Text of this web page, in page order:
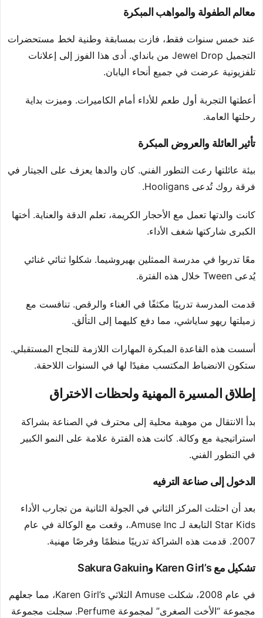
معالم الطفولة والمواهب المبكرة
عند خمس سنوات فقط، فازت بمسابقة وطنية لخط مستحضرات
التجميل Jewel Drop من بانداي. أدى هذا الفوز إلى إعلانات
تلفزيونية عرضت في جميع أنحاء اليابان.
أعطتها التجربة أول طعم للأداء أمام الكاميرات. وميزت بداية
رحلتها العامة.
تأثير العائلة والعروض المبكرة
بيئة عائلتها رعت التطور الفني. كان والدها يعزف على الجيتار في
فرقة روك تُدعى Hooligans.
كانت والدتها تعمل مع الأحجار الكريمة، تعلم الدقة والعناية. أختها
الكبرى شاركتها شغف الأداء.
معًا تدربوا في مدرسة الممثلين بهيروشيما. شكلوا ثنائي غنائي
يُدعى Tween خلال هذه الفترة.
قدمت المدرسة تدريبًا مكثفًا في الغناء والرقص. تنافست مع
زميلتها ريهو ساياشي، مما دفع كليهما إلى التألق.
أسست هذه القاعدة المبكرة المهارات اللازمة للنجاح المستقبلي.
ستكون الانضباط المكتسب مفيدًا لها في السنوات اللاحقة.
إطلاق المسيرة المهنية ولحظات الاختراق
بدأ الانتقال من موهبة محلية إلى محترف في الصناعة بشراكة
استراتيجية مع وكالة. كانت هذه الفترة علامة على النمو الكبير
في التطور الفني.
الدخول إلى صناعة الترفيه
بعد أن احتلت المركز الثاني في الجولة الثانية من تجارب الأداء
Star Kids التابعة لـ Amuse Inc.، وقعت مع الوكالة في عام
2007. قدمت هذه الشراكة تدريبًا منظمًا وفرصًا مهنية.
تشكيل مع Karen Girl’s وSakura Gakuin
في عام 2008، شكلت Amuse الثلاثي Karen Girl’s، مما جعلهم
مجموعة “الأخت الصغرى” لمجموعة Perfume. سجلت مجموعة